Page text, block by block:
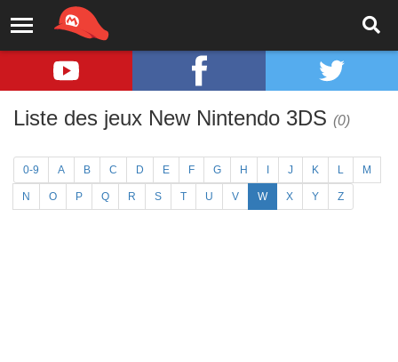
Liste des jeux New Nintendo 3DS (0)
0-9 A B C D E F G H J K L M
N O P Q R S T U V W X Y Z